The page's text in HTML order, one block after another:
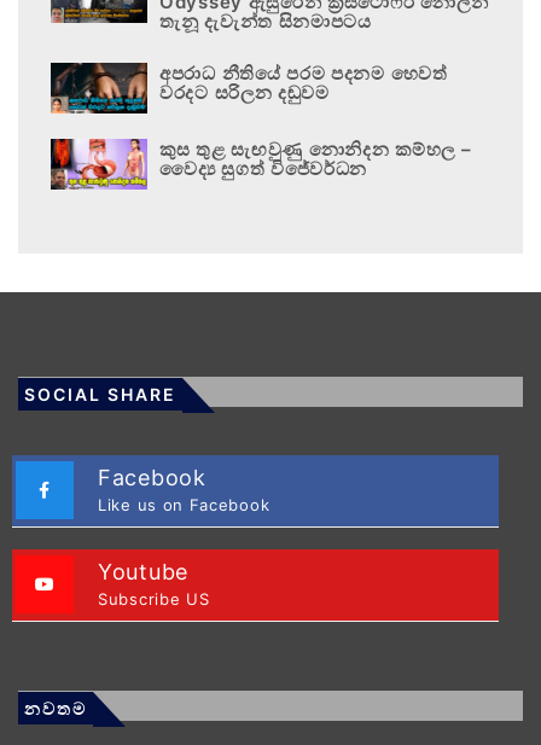
තැනූ දැවැන්ත සිනමාපටය
අපරාධ නීතියේ පරම පදනම හෙවත්
වරදට සරිලන දඬුවම
කුස තුළ සැඟවුණු නොනිදන කම්හල –
වෛද්‍ය සුගත් විජේවර්ධන
SOCIAL SHARE
Facebook
Like us on Facebook
Youtube
Subscribe US
නවතම